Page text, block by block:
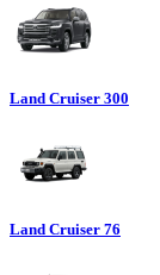
Land Cruiser 300
Land Cruiser 76